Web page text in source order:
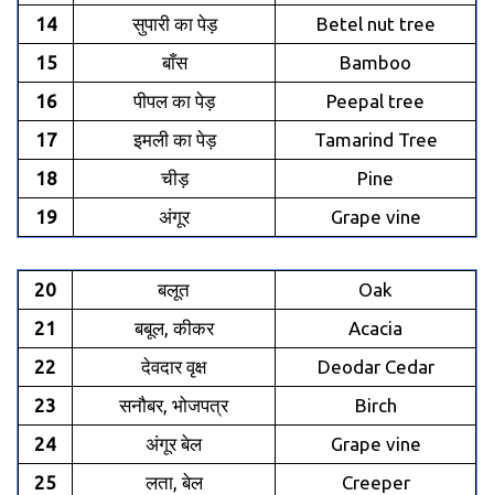
14
सुपारी का पेड़
Betel nut tree
15
बाँस
Bamboo
16
पीपल का पेड़
Peepal tree
17
इमली का पेड़
Tamarind Tree
18
चीड़
Pine
19
अंगूर Grape vine
20 बलूत
Oak
21
बबूल, कीकर
Acacia
22
देवदार वृक्ष
Deodar Cedar
23
सनौबर, भोजपत्र
Birch
24
अंगूर बेल
Grape vine
25
लता, बेल
Creeper